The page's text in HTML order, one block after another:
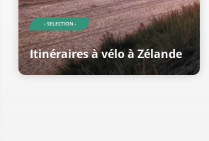
- SELECTION -
Itinéraires à vélo à Zélande